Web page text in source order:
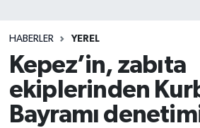
HABERLER YEREL
Kepez’in, zabıta
ekiplerinden
Bayramı